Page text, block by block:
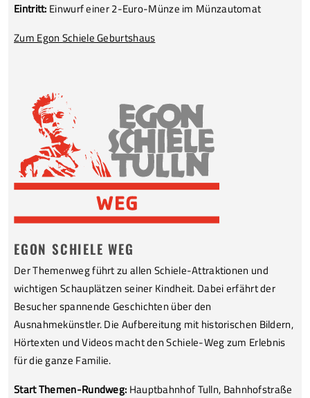
Eintritt: Einwurf einer 2-Euro-Münze im Münzautomat
Zum Egon Schiele Geburtshaus
EGON SCHIELE WEG
Der Themenweg führt zu allen Schiele-Attraktionen und
wichtigen Schauplätzen seiner Kindheit. Dabei erfährt der
Besucher spannende Geschichten über den
Ausnahmekünstler. Die Aufbereitung mit historischen Bildern,
Hörtexten und Videos macht den Schiele-Weg zum Erlebnis
für die ganze Familie.
Start Themen-Rundweg: Hauptbahnhof Tulln, Bahnhofstraße